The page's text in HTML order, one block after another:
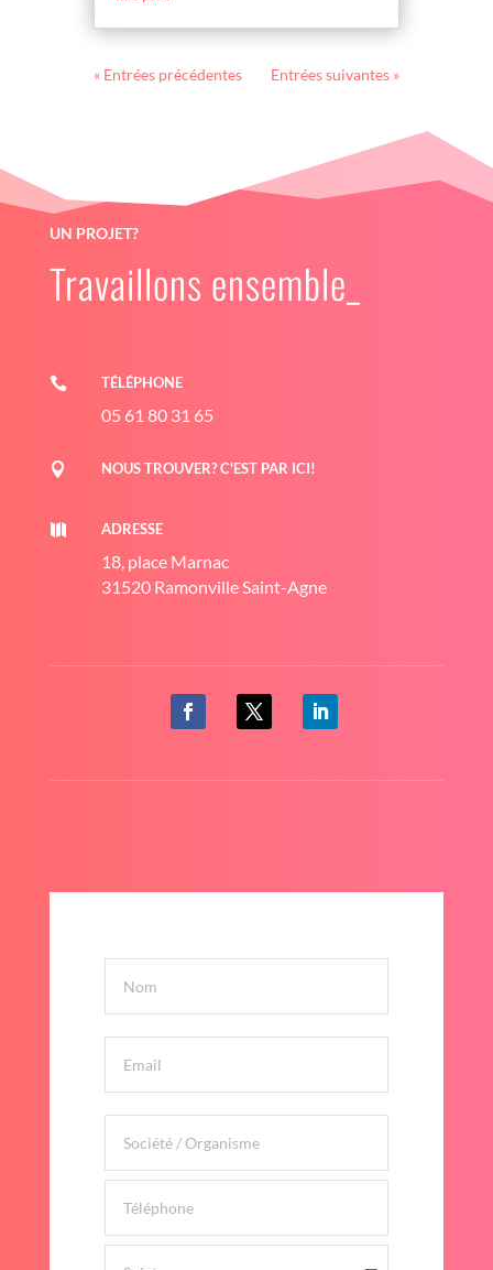
« Entrées précédentes Entrées suivantes »
UN PROJET?
Travaillons ensemble_
 TÉLÉPHONE
05 61 80 31 65
 NOUS TROUVER? C'EST PAR ICI!
 ADRESSE
18, place Marnac
31520 Ramonville Saint-Agne